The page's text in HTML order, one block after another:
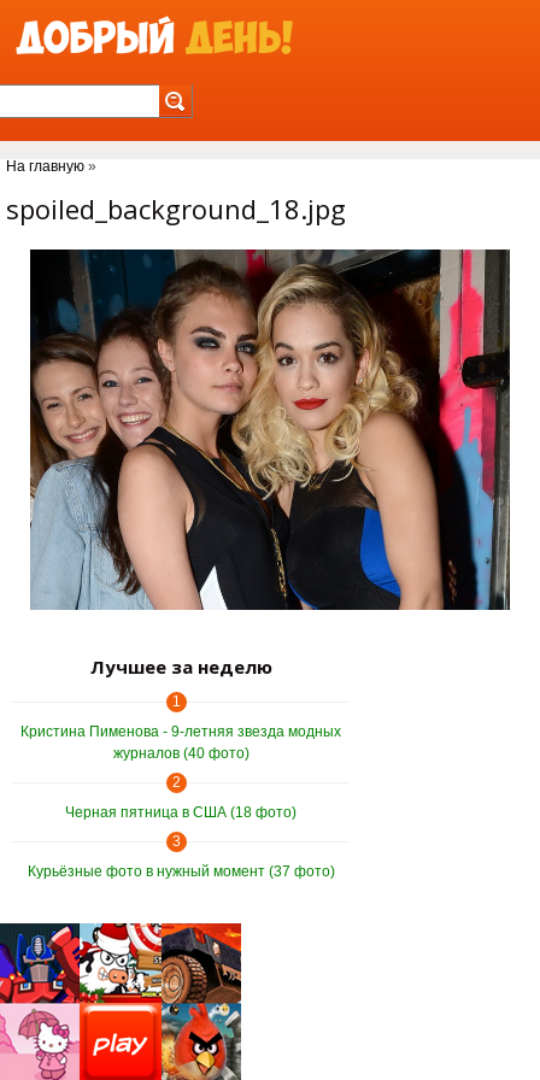
На главную »
spoiled_background_18.jpg
Лучшее за неделю
1
Кристина Пименова - 9-летняя звезда модных
журналов (40 фото)
2
Черная пятница в США (18 фото)
3
Курьёзные фото в нужный момент (37 фото)